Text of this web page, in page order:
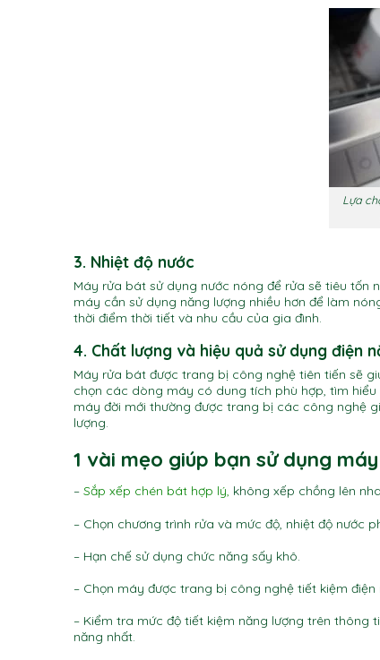
Lựa
3. Nhiệt độ nước
Máy rửa bát sử dụng nước nóng để rửa sẽ tiêu tốn
máy cần sử dụng năng lượng nhiều hơn để làm
thời điểm thời tiết và nhu cầu của gia đình.
4. Chất lượng và hiệu quả sử dụng điện
Máy rửa bát được trang bị công nghệ tiên tiến sẽ
chọn các dòng máy có dung tích phù hợp, tìm
máy đời mới thường được trang bị các công nghệ
lượng.
1 vài mẹo giúp bạn sử dụng
– Sắp xếp chén bát hợp lý, không xếp chồng lên
– Chọn chương trình rửa và mức độ, nhiệt độ nước
– Hạn chế sử dụng chức năng sấy khô.
– Chọn máy được trang bị công nghệ tiết kiệm
– Kiểm tra mức độ tiết kiệm năng lượng trên thông
năng nhất.